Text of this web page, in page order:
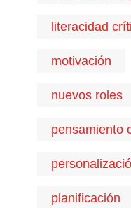
literacidad
motivación
nuevos roles
pensamiento
planificación